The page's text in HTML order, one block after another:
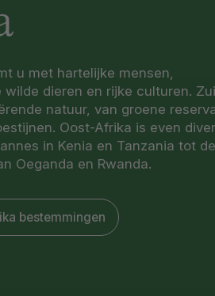
u met hartelijke mensen,
wilde dieren en rijke culturen.
natuur, van groene
Oost-Afrika is even
in Kenia en Tanzania tot
Oeganda en Rwanda.
bestemmingen